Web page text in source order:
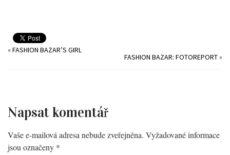
«FASHION BAZAR’S GIRL
FASHION BAZAR: FOTOREPORT»
Napsat komentář
Vaše e-mailová adresa nebude zveřejněna. Vyžadované informace
jsou označeny *